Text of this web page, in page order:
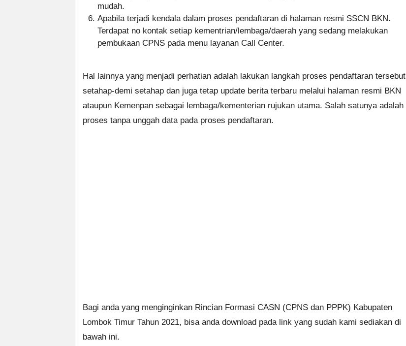
mudah.
Apabila terjadi kendala dalam proses pendaftaran di halaman resmi SSCN BKN.
Terdapat no kontak setiap kementrian/lembaga/daerah yang sedang melakukan
pembukaan CPNS pada menu layanan Call Center.
Hal lainnya yang menjadi perhatian adalah lakukan langkah proses pendaftaran tersebut
setahap-demi setahap dan juga tetap update berita terbaru melalui halaman resmi BKN
ataupun Kemenpan sebagai lembaga/kementerian rujukan utama. Salah satunya adalah
proses tanpa unggah data pada proses pendaftaran.
Bagi anda yang menginginkan Rincian Formasi CASN (CPNS dan PPPK) Kabupaten
Lombok Timur Tahun 2021, bisa anda download pada link yang sudah kami sediakan di
bawah ini.